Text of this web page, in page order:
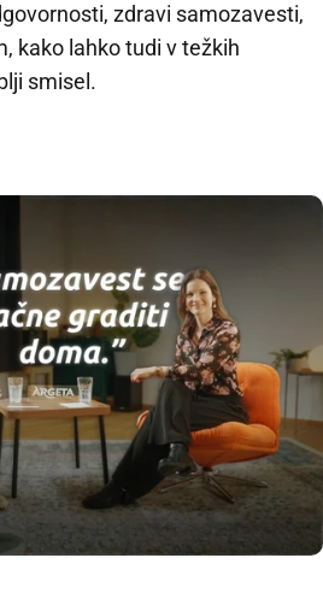
zdravi samozavesti,
kako lahko tudi v težkih
smisel.